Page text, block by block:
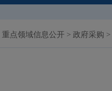
重点领域信息公开 > 政府采购 >